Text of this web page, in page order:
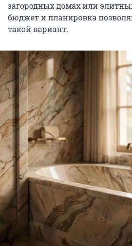
загородных домах или
бюджет и планировка
такой вариант.